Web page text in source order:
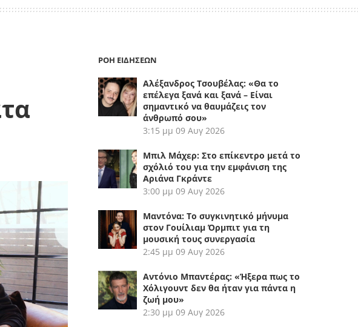
ΡΟΗ ΕΙΔΗΣΕΩΝ
Αλέξανδρος Τσουβέλας: «Θα το
επέλεγα ξανά και ξανά – Είναι
σημαντικό να θαυμάζεις τον
άνθρωπό σου»
3:15 μμ 09 Αυγ 2026
Μπιλ Μάχερ: Στο επίκεντρο μετά το
σχόλιό του για την εμφάνιση της
Αριάνα Γκράντε
3:00 μμ 09 Αυγ 2026
Μαντόνα: Το συγκινητικό μήνυμα
στον Γουίλιαμ Όρμπιτ για τη
μουσική τους συνεργασία
2:45 μμ 09 Αυγ 2026
Αντόνιο Μπαντέρας: «Ήξερα πως το
Χόλιγουντ δεν θα ήταν για πάντα η
ζωή μου»
2:30 μμ 09 Αυγ 2026